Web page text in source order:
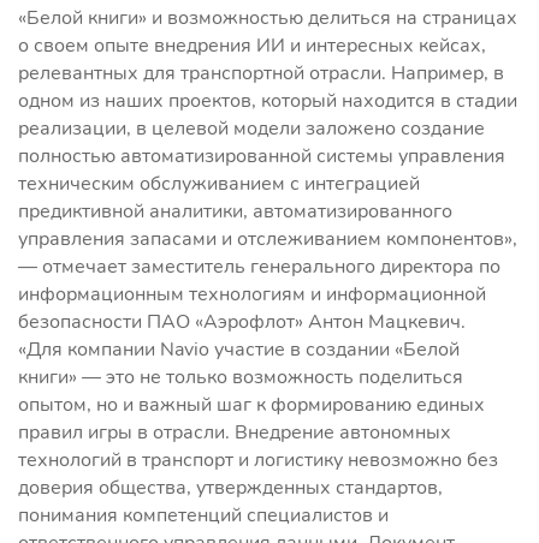
«Белой книги» и возможностью делиться на страницах
о своем опыте внедрения ИИ и интересных кейсах,
релевантных для транспортной отрасли. Например, в
одном из наших проектов, который находится в стадии
реализации, в целевой модели заложено создание
полностью автоматизированной системы управления
техническим обслуживанием с интеграцией
предиктивной аналитики, автоматизированного
управления запасами и отслеживанием компонентов»,
— отмечает заместитель генерального директора по
информационным технологиям и информационной
безопасности ПАО «Аэрофлот» Антон Мацкевич.
«Для компании Navio участие в создании «Белой
книги» — это не только возможность поделиться
опытом, но и важный шаг к формированию единых
правил игры в отрасли. Внедрение автономных
технологий в транспорт и логистику невозможно без
доверия общества, утвержденных стандартов,
понимания компетенций специалистов и